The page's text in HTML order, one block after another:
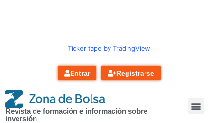
Ticker tape by TradingView
Entrar Registrarse
Revista de formación e información sobre
inversión